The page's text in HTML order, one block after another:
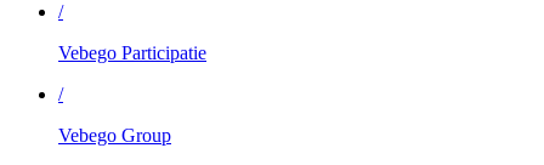
/
Vebego Participatie
/
Vebego Group